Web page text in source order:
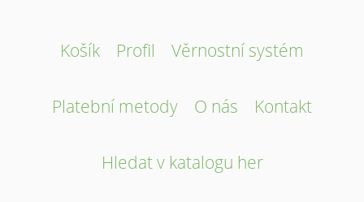
Košík Profil Věrnostní systém
Platební metody O nás Kontakt
Hledat v katalogu her